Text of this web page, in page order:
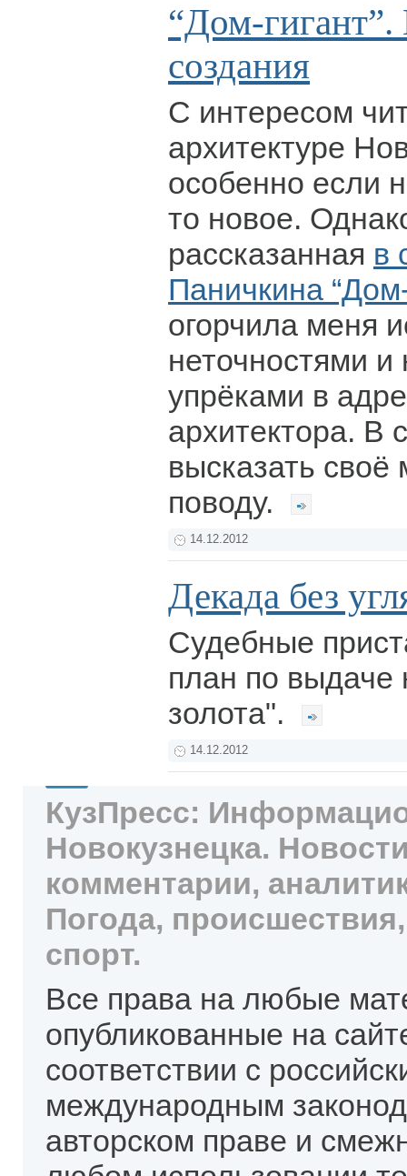
“Дом-
создания
С интересом
архитектуре
особенно если
то новое.
рассказанная в
Паничкина
огорчила меня
неточностями
упрёками в
архитектора. В
высказать
поводу.
14.12.2012
Декада без
Судебные
план по выдаче
золота".
14.12.2012
КузПресс:
Новокузнецка.
комментарии,
Погода,
спорт.
Все права на любые
опубликованные на
соответствии с
международным
авторском праве и